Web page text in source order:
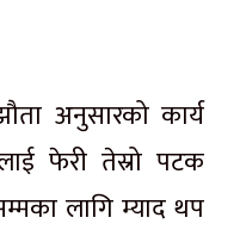
अनुसारको कार्य
फेरी तेस्रो पटक
लागि म्याद थप